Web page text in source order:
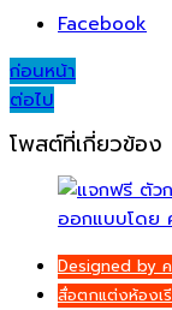
Facebook
Post
ก่อนหน้า
ต่อไป
โพสต์ที่เกี่ยวข้อง
Designed by
สื่อตกแต่งห้องเ